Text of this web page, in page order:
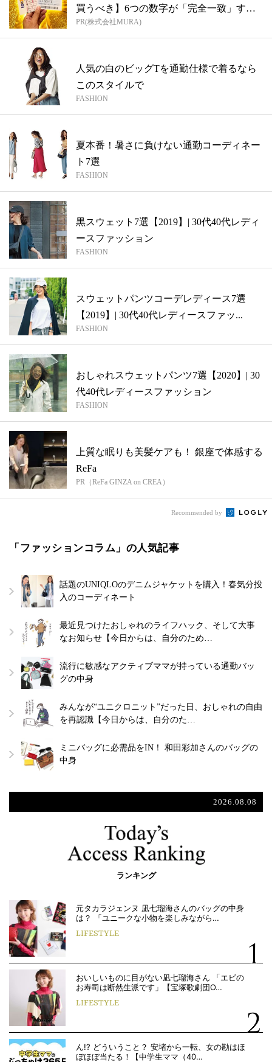
買うべき】6つの数字が「完全一致」する
方...
PR(株式会社MURA)
人気の白のビッグTを通勤仕様で着るなら
このスタイルで
FASHION
夏本番！暑さに負けない通勤コーディネー
ト7選
FASHION
黒スウェット7選【2019】| 30代40代レディ
ースファッション
FASHION
スウェットパンツコーデレディース7選
【2019】| 30代40代レディースファッ...
FASHION
おしゃれスウェットパンツ7選【2020】| 30
代40代レディースファッション
FASHION
上質な眠りも美髪ケアも！ 銀座で体感する
ReFa
PR（ReFa GINZA on CREA）
Recommended by
「ファッションコラム」の人気記事
話題のUNIQLOのデニムジャケットを購入！春気分投
入のコーディネート
最近見つけたおしゃれのライフハック、そして大事
なお知らせ【今日からは、自分のため…
流行に敏感なアクティブママが持っている通勤バッ
グの中身
みんなが“ユニクロニット”だった日、おしゃれの自由
を再認識【今日からは、自分のた…
ミニバッグに必需品をIN！ 和田彩加さんのバッグの
中身
2026.08.08
ランキング
元タカラジェンヌ 凪七瑠海さんのバッグの中身
は？ 「ユニークな小物を楽しみながら…
LIFESTYLE
おいしいものに目がない凪七瑠海さん 「エビの
お寿司は断然生派です」【宝塚歌劇団O…
LIFESTYLE
ん!? どういうこと？ 安堵から一転、女の勘はほ
ぼほぼ当たる！【中学生ママ（40…